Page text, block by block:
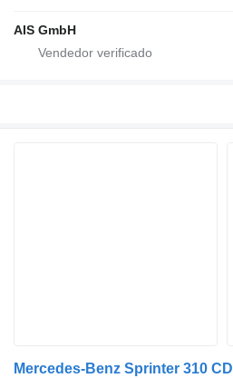
AIS GmbH
Mercedes-Benz Sprinter 310 CDI